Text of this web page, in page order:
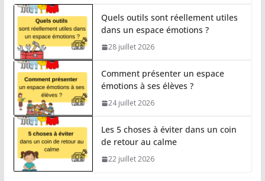
Quels outils sont réellement utiles
dans un espace émotions ?
28 juillet 2026
Comment présenter un espace
émotions à ses élèves ?
24 juillet 2026
Les 5 choses à éviter dans un coin
de retour au calme
22 juillet 2026